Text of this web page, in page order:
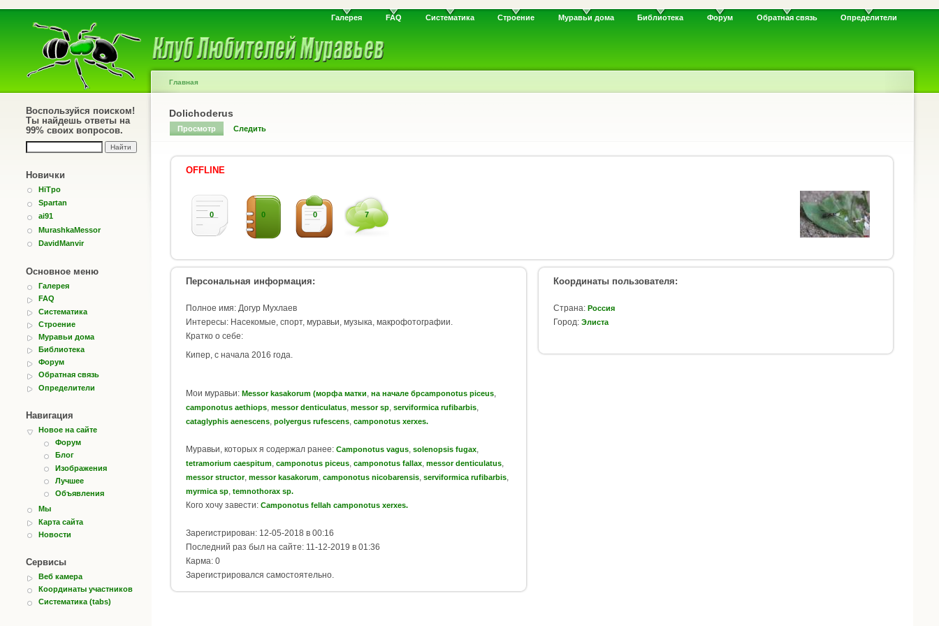
Галерея FAQ Систематика Строение Муравьи дома Библиотека Форум Обратная связь Определители
Воспользуйся поиском!
Ты найдешь ответы на
99% своих вопросов.
Новички
HiTpo
Spartan
ai91
MurashkaMessor
DavidManvir
Основное меню
Галерея
FAQ
Систематика
Строение
Муравьи дома
Библиотека
Форум
Обратная связь
Определители
Навигация
Новое на сайте
Форум
Блог
Изображения
Лучшее
Объявления
Мы
Карта сайта
Новости
Сервисы
Веб камера
Координаты участников
Систематика (tabs)
Главная
Dolichoderus
Просмотр Следить
OFFLINE
0 0 0 7
Персональная информация:
Полное имя: Догур Мухлаев
Интересы: Насекомые, спорт, муравьи, музыка, макрофотографии.
Кратко о себе:
Кипер, с начала 2016 года.
Мои муравьи: Messor kasakorum (морфа матки на начале брcamponotus piceus
camponotus aethiops messor denticulatus messor sp serviformica rufibarbis
cataglyphis aenescens polyergus rufescens camponotus xerxes.
Муравьи, которых я содержал ранее: Camponotus vagus solenopsis fugax
tetramorium caespitum camponotus piceus camponotus fallax messor denticulatus
messor structor, messor kasakorum camponotus nicobarensis serviformica rufibarbis
myrmica sp temnothorax sp.
Кого хочу завести: Camponotus fellah camponotus xerxes.
Зарегистрирован: 12-05-2018 в 00:16
Последний раз был на сайте: 11-12-2019 в 01:36
Карма: 0
Зарегистрировался самостоятельно.
Координаты пользователя:
Страна: Россия
Город: Элиста